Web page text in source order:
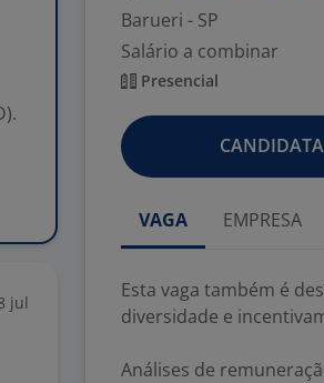
jul
Barueri - SP
Salário a combinar
Presencial
VAGA EMPRESA
Esta vaga também é
diversidade e
Análises de